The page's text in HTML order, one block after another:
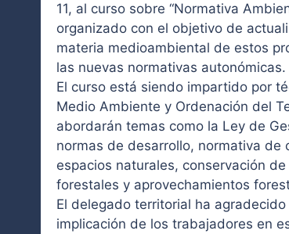
11, al curso sobre “Normativa
organizado con el objetivo de
materia medioambiental de estos
las nuevas normativas autonómicas.
El curso está siendo impartido por
Medio Ambiente y Ordenación del
abordarán temas como la Ley de
normas de desarrollo, normativa de
espacios naturales, conservación
forestales y aprovechamientos
El delegado territorial ha
implicación de los trabajadores en